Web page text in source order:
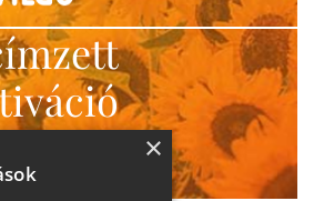
le!
×